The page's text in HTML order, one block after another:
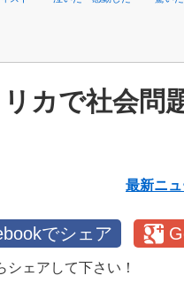
カで社会問
最新ニ
でシェア
シェアして下さい！